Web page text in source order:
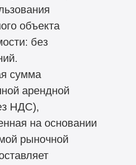
объекта
без
сумма
арендной
НДС),
на основании
рыночной